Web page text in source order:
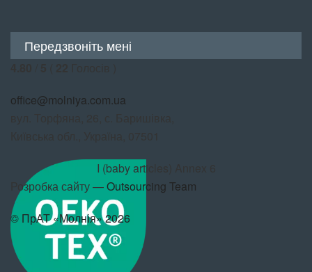
Передзвоніть мені
office@molniya.com.ua
I (baby articles) Annex 6
Розробка сайту —Outsourcing Team
© ПрАТ «Молнія» 2026